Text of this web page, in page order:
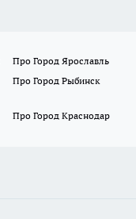
Про Город Ярославль
Про Город Рыбинск
Про Город Краснодар